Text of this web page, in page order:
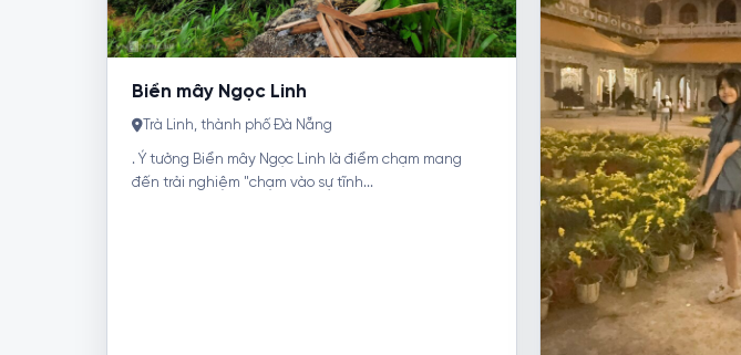
Biển mây Ngọc Linh
Trà Linh, thành phố Đà Nẵng
. Ý tưởng Biển mây Ngọc Linh là điểm chạm mang
đến trải nghiệm "chạm vào sự tĩnh...